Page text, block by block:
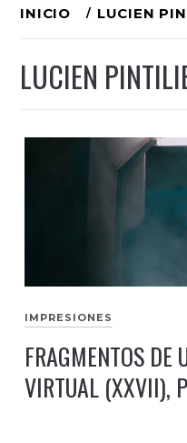
Ir
contenido
INICIO LUCIEN
LUCIEN
IMPRESIONES
FRAGMENTOS DE
VIRTUAL (XXVII),